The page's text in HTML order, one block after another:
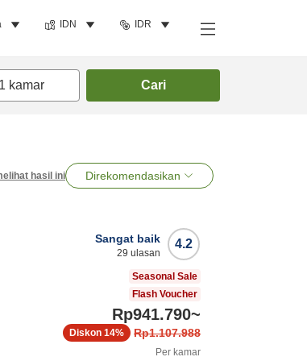
IDN IDR
1 kamar Cari
hasil ini Direkomendasikan
4.2
Sangat baik
29 ulasan
Seasonal Sale
Flash Voucher
Rp941.790~
Rp1.107.988
Diskon 14%
Per kamar